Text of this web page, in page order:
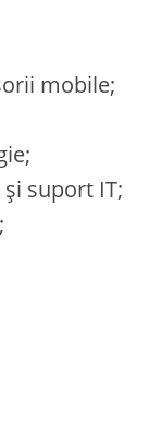
mobile;
suport IT;